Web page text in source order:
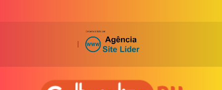
|